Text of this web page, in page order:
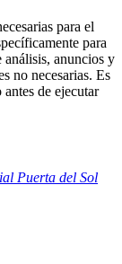
para el
para
análisis, anuncios y
no necesarias. Es
de ejecutar
Puerta del Sol